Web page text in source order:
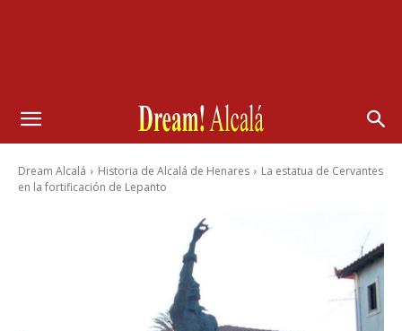
Dream Alcalá Historia de Alcalá de Henares
La estatua de Cervantes
en la fortificación de Lepanto